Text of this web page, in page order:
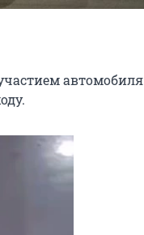
автомобиля